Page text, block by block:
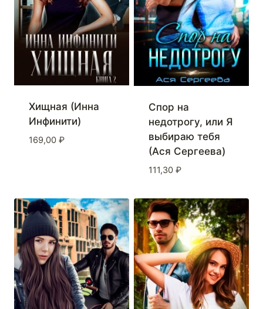
Хищная (Инна
Инфинити)
169,00 ₽
Спор на
недотрогу, или Я
выбираю тебя
(Ася Сергеева)
111,30 ₽